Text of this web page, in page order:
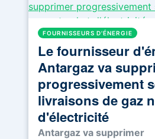
FOURNISSEURS D'ÉNERGIE
Le fournisseur
Antargaz va
progressivement
livraisons de gaz
d'électricité
Antargaz va supprimer